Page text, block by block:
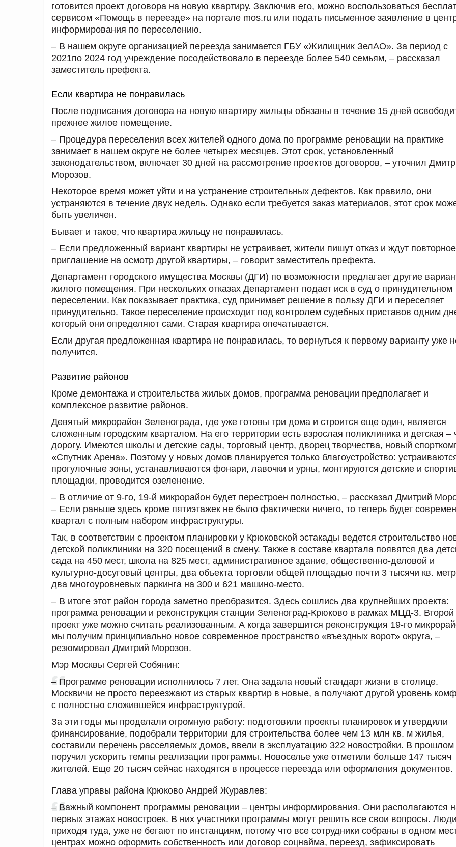
готовится проект договора на новую квартиру. Заключив его, можно воспользоваться
сервисом «Помощь в переезде» на портале mos.ru или подать письменное заявление в
информирования по переселению.
– В нашем округе организацией переезда занимается ГБУ «Жилищник ЗелАО». За период с
2021по 2024 год учреждение посодействовало в переезде более 540 семьям, – рассказал
заместитель префекта.
Если квартира не понравилась
После подписания договора на новую квартиру жильцы обязаны в течение 15 дней
прежнее жилое помещение.
– Процедура переселения всех жителей одного дома по программе реновации на практике
занимает в нашем округе не более четырех месяцев. Этот срок, установленный
законодательством, включает 30 дней на рассмотрение проектов договоров, – уточнил
Морозов.
Некоторое время может уйти и на устранение строительных дефектов. Как правило, они
устраняются в течение двух недель. Однако если требуется заказ материалов, этот срок
быть увеличен.
Бывает и такое, что квартира жильцу не понравилась.
– Если предложенный вариант квартиры не устраивает, жители пишут отказ и ждут повторное
приглашение на осмотр другой квартиры, – говорит заместитель префекта.
Департамент городского имущества Москвы (ДГИ) по возможности предлагает другие
жилого помещения. При нескольких отказах Департамент подает иск в суд о принудительном
переселении. Как показывает практика, суд принимает решение в пользу ДГИ и переселяет
принудительно. Такое переселение происходит под контролем судебных приставов одним
который они определяют сами. Старая квартира опечатывается.
Если другая предложенная квартира не понравилась, то вернуться к первому варианту уже
получится.
Развитие районов
Кроме демонтажа и строительства жилых домов, программа реновации предполагает и
комплексное развитие районов.
Девятый микрорайон Зеленограда, где уже готовы три дома и строится еще один, является
сложенным городским кварталом. На его территории есть взрослая поликлиника и детская –
дорогу. Имеются школы и детские сады, торговый центр, дворец творчества, новый
«Спутник Арена». Поэтому у новых домов планируется только благоустройство:
прогулочные зоны, устанавливаются фонари, лавочки и урны, монтируются детские и
площадки, проводится озеленение.
– В отличие от 9-го, 19-й микрорайон будет перестроен полностью, – рассказал Дмитрий
– Если раньше здесь кроме пятиэтажек не было фактически ничего, то теперь будет
квартал с полным набором инфраструктуры.
Так, в соответствии с проектом планировки у Крюковской эстакады ведется строительство
детской поликлиники на 320 посещений в смену. Также в составе квартала появятся два
сада на 450 мест, школа на 825 мест, административное здание, общественно-деловой и
культурно-досуговый центры, два объекта торговли общей площадью почти 3 тысячи кв.
два многоуровневых паркинга на 300 и 621 машино-место.
– В итоге этот район города заметно преобразится. Здесь сошлись два крупнейших проекта:
программа реновации и реконструкция станции Зеленоград-Крюково в рамках МЦД-3. Второй
проект уже можно считать реализованным. А когда завершится реконструкция 19-го
мы получим принципиально новое современное пространство «въездных ворот» округа, –
резюмировал Дмитрий Морозов.
Мэр Москвы Сергей Собянин:
– Программе реновации исполнилось 7 лет. Она задала новый стандарт жизни в столице.
Москвичи не просто переезжают из старых квартир в новые, а получают другой уровень
с полностью сложившейся инфраструктурой.
За эти годы мы проделали огромную работу: подготовили проекты планировок и утвердили
финансирование, подобрали территории для строительства более чем 13 млн кв. м жилья,
составили перечень расселяемых домов, ввели в эксплуатацию 322 новостройки. В прошлом
поручил ускорить темпы реализации программы. Новоселье уже отметили больше 147 тысяч
жителей. Еще 20 тысяч сейчас находятся в процессе переезда или оформления документов.
Глава управы района Крюково Андрей Журавлев:
– Важный компонент программы реновации – центры информирования. Они располагаются
первых этажах новостроек. В них участники программы могут решить все свои вопросы.
приходя туда, уже не бегают по инстанциям, потому что все сотрудники собраны в одном
центрах можно оформить собственность или договор соцнайма, переезд, зафиксировать